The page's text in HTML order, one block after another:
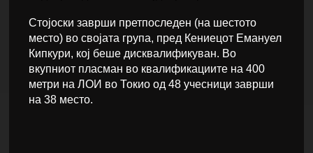
Стојоски заврши претпоследен (на шестото
место) во својата група, пред Кениецот Емануел
Кипкури, кој беше дисквалификуван. Во
вкупниот пласман во квалификациите на 400
метри на ЛОИ во Токио од 48 учесници заврши
на 38 место.